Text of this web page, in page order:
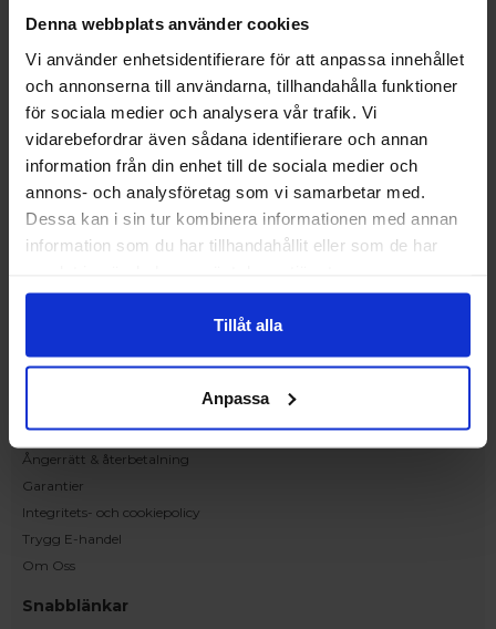
Denna webbplats använder cookies
Vi använder enhetsidentifierare för att anpassa innehållet
och annonserna till användarna, tillhandahålla funktioner
för sociala medier och analysera vår trafik. Vi
vidarebefordrar även sådana identifierare och annan
information från din enhet till de sociala medier och
annons- och analysföretag som vi samarbetar med.
Dessa kan i sin tur kombinera informationen med annan
information som du har tillhandahållit eller som de har
Tillåt alla
Anpassa
hos Victrix inredarna.
Ranhammarsvägen 20E
168 67 Bromma
Kundservice
Kontakta oss
Beställning och offert
Leverans
Reklamation
Monteringsanvisningar
Handla på Nordiska Fönster
Betalnings & leveransvillkor
Ångerrätt & återbetalning
Garantier
Integritets- och cookiepolicy
Trygg E-handel
Om Oss
Snabblänkar